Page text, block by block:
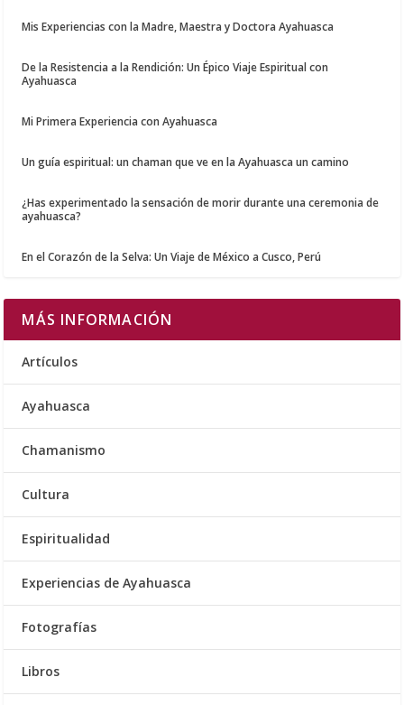
Mis Experiencias con la Madre, Maestra y Doctora Ayahuasca
De la Resistencia a la Rendición: Un Épico Viaje Espiritual con
Ayahuasca
Mi Primera Experiencia con Ayahuasca
Un guía espiritual: un chaman que ve en la Ayahuasca un camino
¿Has experimentado la sensación de morir durante una ceremonia de
ayahuasca?
En el Corazón de la Selva: Un Viaje de México a Cusco, Perú
MÁS INFORMACIÓN
Artículos
Ayahuasca
Chamanismo
Cultura
Espiritualidad
Experiencias de Ayahuasca
Fotografías
Libros